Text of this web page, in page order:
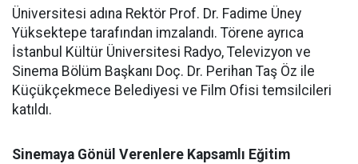
Üniversitesi adına Rektör Prof. Dr. Fadime Üney
Yüksektepe tarafından imzalandı. Törene ayrıca
İstanbul Kültür Üniversitesi Radyo, Televizyon ve
Sinema Bölüm Başkanı Doç. Dr. Perihan Taş Öz ile
Küçükçekmece Belediyesi ve Film Ofisi temsilcileri
katıldı.
Sinemaya Gönül Verenlere Kapsamlı Eğitim